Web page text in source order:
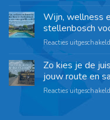
Wijn, wellness
stellenbosch
Reacties uitgeschakeld
Zo kies je de
jouw route en
Reacties uitgeschakeld